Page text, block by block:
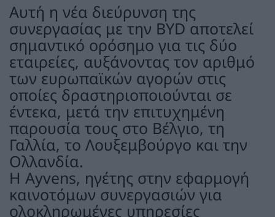
Αυτή η νέα διεύρυνση της
συνεργασίας με την BYD αποτελεί
σημαντικό ορόσημο για τις δύο
εταιρείες, αυξάνοντας τον αριθμό
των ευρωπαϊκών αγορών στις
οποίες δραστηριοποιούνται σε
έντεκα, μετά την επιτυχημένη
παρουσία τους στο Βέλγιο, τη
Γαλλία, το Λουξεμβούργο και την
Ολλανδία.
Η Ayvens, ηγέτης στην εφαρμογή
καινοτόμων συνεργασιών για
ολοκληρωμένες υπηρεσίες